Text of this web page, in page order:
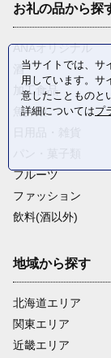
お礼の品から探
ANAオリジナル
酒
加工食品
魚介類
フルーツ
ファッション
飲料(酒以外)
地域から探す
北海道エリア
関東エリア
近畿エリア
当サイトでは、サ
用しています。サ
意したことものと
詳細についてはプ